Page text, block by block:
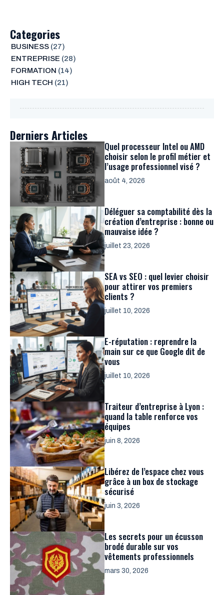
Categories
BUSINESS(27)
ENTREPRISE (28)
FORMATION (14)
HIGH TECH (21)
Derniers Articles
Quel processeur Intel ou AMD
choisir selon le profil métier et
l’usage professionnel visé ?
août 4, 2026
Déléguer sa comptabilité dès la
création d’entreprise : bonne ou
mauvaise idée ?
juillet 23, 2026
SEA vs SEO : quel levier choisir
pour attirer vos premiers
clients ?
juillet 10, 2026
E-réputation : reprendre la
main sur ce que Google dit de
vous
juillet 10, 2026
Traiteur d’entreprise à Lyon :
quand la table renforce vos
équipes
juin 8, 2026
Libérez de l’espace chez vous
grâce à un box de stockage
sécurisé
juin 3, 2026
Les secrets pour un écusson
brodé durable sur vos
vêtements professionnels
mars 30, 2026